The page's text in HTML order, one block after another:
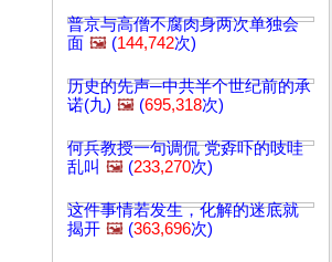
普京与高僧不腐肉身两次单独会
面 🖼️ (144,742次)
历史的先声─中共半个世纪前的承
诺(九) 🖼️ (695,318次)
何兵教授一句调侃 党孬吓的吱哇
乱叫 🖼️ (233,270次)
这件事情若发生，化解的迷底就
揭开 🖼️ (363,696次)